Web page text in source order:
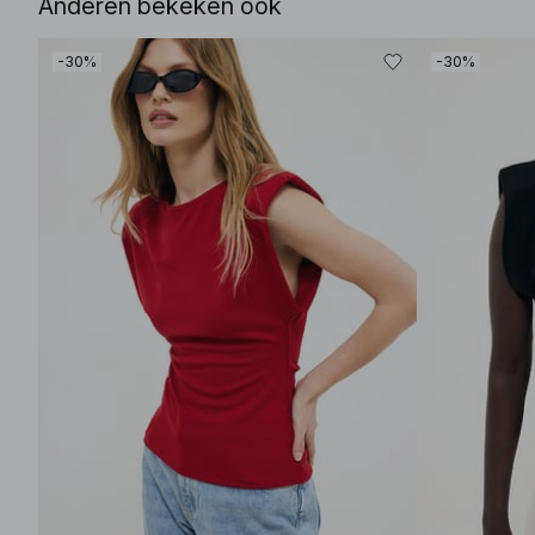
Anderen bekeken ook
-30% -30%